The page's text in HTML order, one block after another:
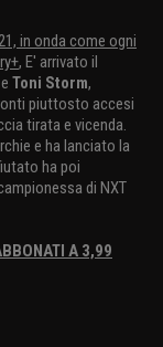
in onda come ogni
, E' arrivato il
e Toni Storm,
piuttosto accesi
tirata e vicenda.
e ha lanciato la
ha poi
di NXT
A 3,99